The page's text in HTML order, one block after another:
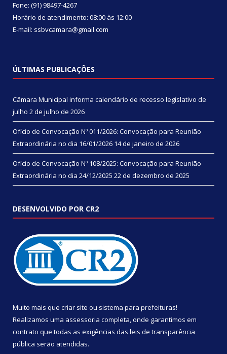
Fone: (91) 98497-4267
Horário de atendimento: 08:00 às 12:00
E-mail: ssbvcamara@gmail.com
ÚLTIMAS PUBLICAÇÕES
Câmara Municipal informa calendário de recesso legislativo de
julho 2 de julho de 2026
Ofício de Convocação Nº 011/2026: Convocação para Reunião
Extraordinária no dia 16/01/2026 14 de janeiro de 2026
Ofício de Convocação Nº 108/2025: Convocação para Reunião
Extraordinária no dia 24/12/2025 22 de dezembro de 2025
DESENVOLVIDO POR CR2
Muito mais que criar site ou sistema para prefeituras!
Realizamos uma assessoria completa, onde garantimos em
contrato que todas as exigências das leis de transparência
pública serão atendidas.